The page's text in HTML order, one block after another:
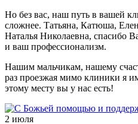
Но без вас, наш путь в вашей
сложнее. Татьяна, Катюша,
Наталья Николаевна, спасибо
и ваш профессионализм.
Нашим мальчикам, нашему
раз проезжая мимо клиники я
этому месту вы у нас есть!
2 июля